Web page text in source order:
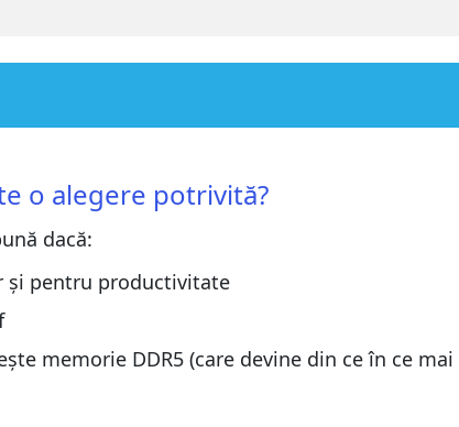
zi cu zi?
zi cu zi?
o alegere potrivită?
dacă:
și pentru productivitate
memorie DDR5 (care devine din ce în ce mai